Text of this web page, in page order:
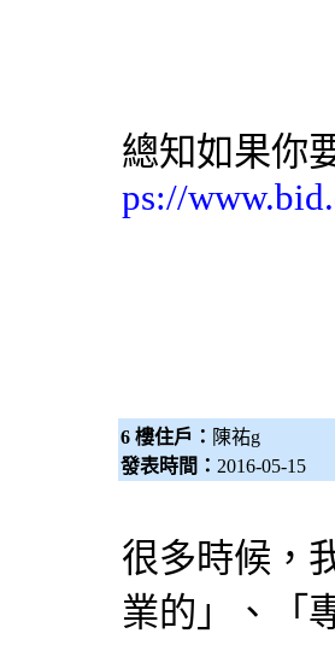
總知如果你
ps://
6 樓住戶： 陳祐g
發表時間： 2016-05-15
很多時候，
業的」、「